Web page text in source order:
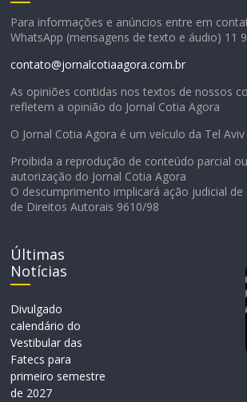
Para informações e anúncios entre em
WhatsApp (mensagens de texto e áudio) 11
contato@jornalcotiaagora.com.br
As opiniões contidas nos textos de nossos
refletem a opinião do Jornal Cotia Agora
O Jornal Cotia Agora é um veículo da Tel
Proibida a reprodução de conteúdo parcial
autorização do Jornal Cotia Agora
O descumprimento implicará ação judicial
de Direitos Autorais 9610/98
Últimas
Notícias
Divulgado
calendário do
Vestibular das
Fatecs para
primeiro semestre
de 2027